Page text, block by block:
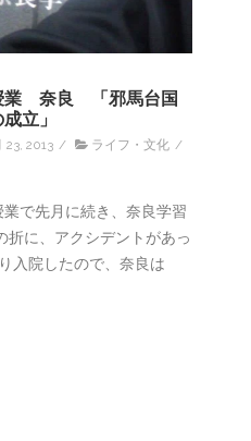
業 奈良 「邪馬台国
立」
23, 2013 / ライフ・文化 /
で先月に続き、奈良学習
折に、アクシデントがあっ
入院したので、奈良は